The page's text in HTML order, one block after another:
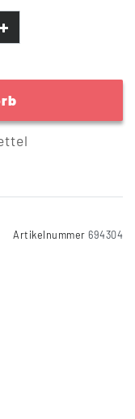
Artikelnummer 694304